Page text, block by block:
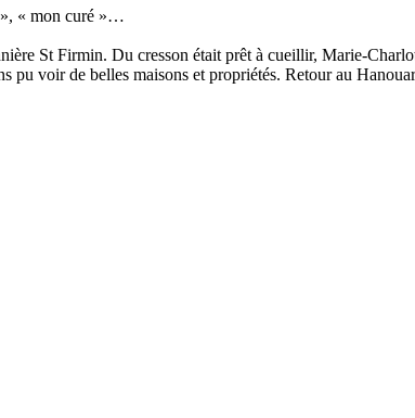
», « mon curé »…
St Firmin. Du cresson était prêt à cueillir, Marie-
voir de belles maisons et propriétés. Retour au